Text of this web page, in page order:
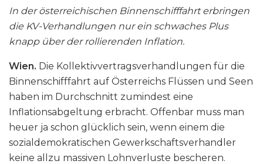
In der österreichischen Binnenschifffahrt erbringen
die KV-Verhandlungen nur ein schwaches Plus
knapp über der rollierenden Inflation.
Wien. Die Kollektivvertragsverhandlungen für die
Binnenschifffahrt auf Österreichs Flüssen und Seen
haben im Durchschnitt zumindest eine
Inflationsabgeltung erbracht. Offenbar muss man
heuer ja schon glücklich sein, wenn einem die
sozialdemokratischen Gewerkschaftsverhandler
keine allzu massiven Lohnverluste bescheren.